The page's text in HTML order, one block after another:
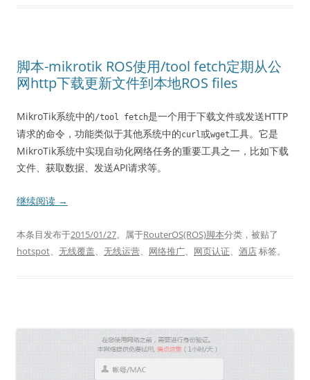
脚本-mikrotik ROS使用/tool fetch定期从公
网http下载更新文件到本地ROS files
MikroTik系统中的/tool fetch是一个用于下载文件或发送HTTP
请求的命令，功能类似于其他系统中的curl 或wget工具。它是
MikroTik系统中实现自动化网络任务的重要工具之一，比如下载
文件、获取数据、发送API请求等。
继续阅读 →
本条目发布于2015/01/27。属于RouterOS(ROS)脚本分类，被贴了
hotspot
无线覆盖 无线运营 网络推广 网页认证 酒店标签。